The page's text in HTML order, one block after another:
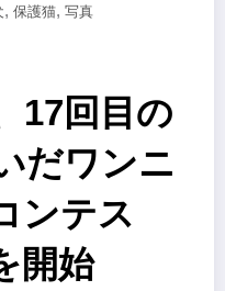
, 保護猫, 写真
17回目の
だワンニ
ンテス
開始